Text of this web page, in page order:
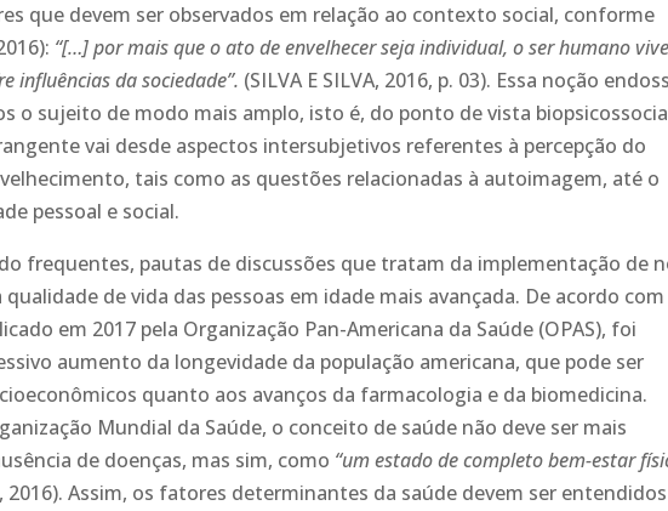
que devem ser observados em relação ao contexto social, conforme
“[…] por mais que o ato de envelhecer seja individual, o ser humano
influências da sociedade”. (SILVA E SILVA, 2016, p. 03). Essa noção
o sujeito de modo mais amplo, isto é, do ponto de vista
vai desde aspectos intersubjetivos referentes à percepção do
tais como as questões relacionadas à autoimagem, até o
pessoal e social.
frequentes, pautas de discussões que tratam da implementação de
de vida das pessoas em idade mais avançada. De acordo com
em 2017 pela Organização Pan-Americana da Saúde (OPAS), foi
aumento da longevidade da população americana, que pode ser
quanto aos avanços da farmacologia e da biomedicina.
Mundial da Saúde, o conceito de saúde não deve ser mais
de doenças, mas sim, como “um estado de completo bem-estar
2016). Assim, os fatores determinantes da saúde devem ser entendidos